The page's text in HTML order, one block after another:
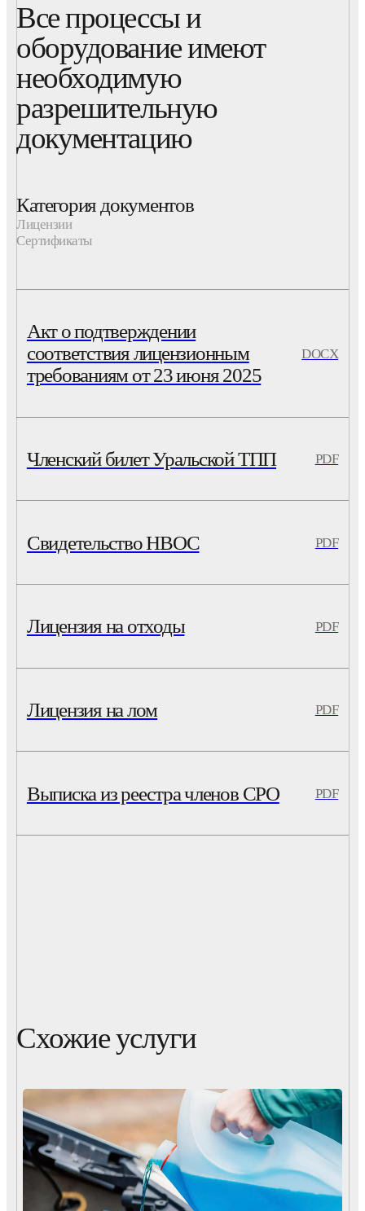
Все процессы и
оборудование имеют
необходимую
разрешительную
документацию
Категория документов
Лицензии
Сертификаты
Акт о подтверждении
соответствия лицензионным
требованиям от 23 июня 2025
DOCX
Членский билет Уральской ТПП PDF
Свидетельство НВОС PDF
Лицензия на отходы PDF
Лицензия на лом PDF
Выписка из реестра членов СРО PDF
Схожие услуги